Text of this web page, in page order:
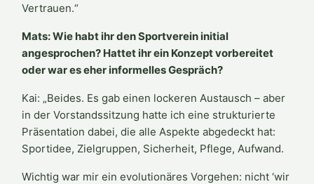
Vertrauen.“
Mats: Wie habt ihr den Sportverein initial
angesprochen? Hattet ihr ein Konzept vorbereitet
oder war es eher informelles Gespräch?
Kai: „Beides. Es gab einen lockeren Austausch – aber
in der Vorstandssitzung hatte ich eine strukturierte
Präsentation dabei, die alle Aspekte abgedeckt hat:
Sportidee, Zielgruppen, Sicherheit, Pflege, Aufwand.
Wichtig war mir ein evolutionäres Vorgehen: nicht ‘wir